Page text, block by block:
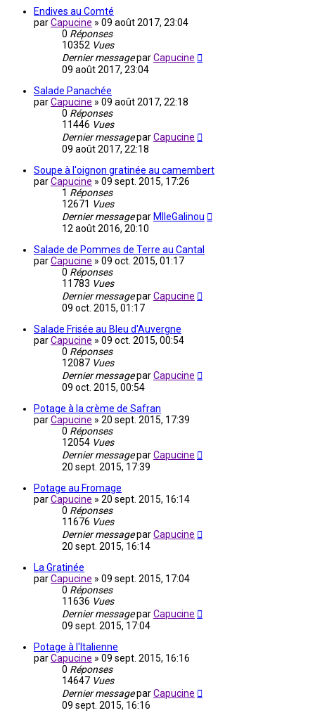
Endives au Comté
parCapucine » 09 août 2017, 23:04
0 Réponses
10352 Vues
Dernier messageparCapucine
09 août 2017, 23:04
Salade Panachée
parCapucine » 09 août 2017, 22:18
0 Réponses
11446 Vues
Dernier messageparCapucine
09 août 2017, 22:18
Soupe à l'oignon gratinée au camembert
parCapucine » 09 sept. 2015, 17:26
1 Réponses
12671 Vues
Dernier messagepar MlleGalinou
12 août 2016, 20:10
Salade de Pommes de Terre au Cantal
parCapucine » 09 oct. 2015, 01:17
0 Réponses
11783 Vues
Dernier messageparCapucine
09 oct. 2015, 01:17
Salade Frisée au Bleu d'Auvergne
parCapucine » 09 oct. 2015, 00:54
0 Réponses
12087 Vues
Dernier messageparCapucine
09 oct. 2015, 00:54
Potage à la crème de Safran
parCapucine » 20 sept. 2015, 17:39
0 Réponses
12054 Vues
Dernier messageparCapucine
20 sept. 2015, 17:39
Potage au Fromage
parCapucine » 20 sept. 2015, 16:14
0 Réponses
11676 Vues
Dernier messageparCapucine
20 sept. 2015, 16:14
La Gratinée
parCapucine » 09 sept. 2015, 17:04
0 Réponses
11636 Vues
Dernier messageparCapucine
09 sept. 2015, 17:04
Potage à l'Italienne
parCapucine » 09 sept. 2015, 16:16
0 Réponses
14647 Vues
Dernier messageparCapucine
09 sept. 2015, 16:16